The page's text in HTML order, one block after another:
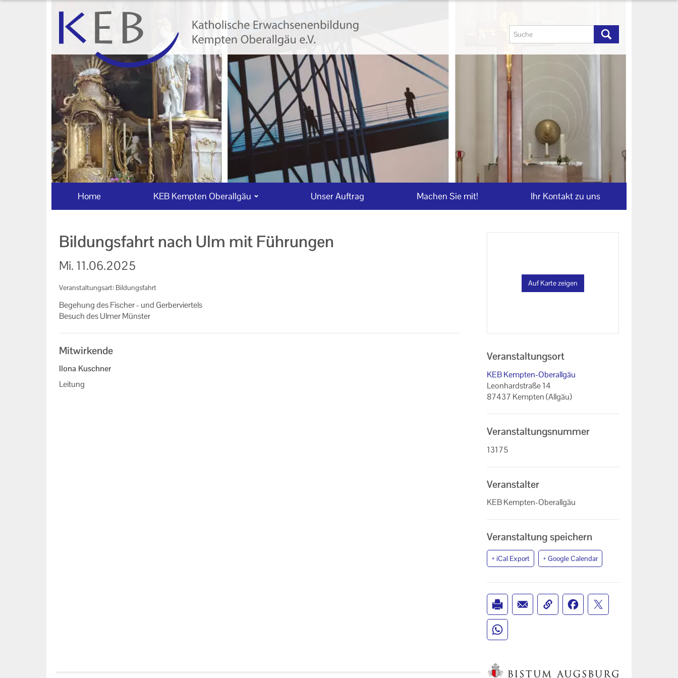
Home KEB Kempten Oberallgäu Unser Auftrag Machen Sie mit! Ihr Kontakt zu uns
Bildungsfahrt nach Ulm mit Führungen
Mi. 11.06.2025
Veranstaltungsart: Bildungsfahrt
Be­ge­hung des Fi­scher - und Ger­ber­vier­tels
Be­such des Ulmer Müns­ter
Mitwirkende
Ilona Kuschner
Leitung
Auf Karte zeigen
Veranstaltungsort
KEB Kempten-Oberallgäu
Leonhardstraße 14
87437 Kempten (Allgäu)
Veranstaltungsnummer
13175
Veranstalter
KEB Kempten-Oberallgäu
Veranstaltung speichern
+ iCal Export + Google Calendar
KEB Kempten Oberallgäu
Machen Sie mit!
Ihr Kontakt zu uns
Datenschutzerklärung